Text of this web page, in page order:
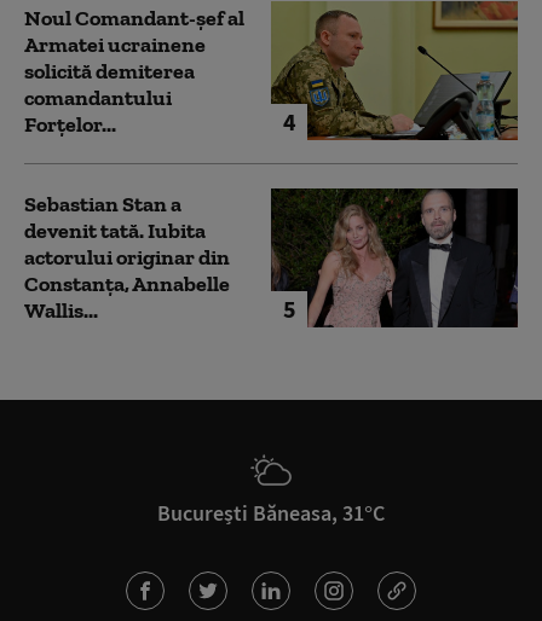
4
Noul Comandant-șef al
Armatei ucrainene
solicită demiterea
comandantului
Forțelor...
5
Sebastian Stan a
devenit tată. Iubita
actorului originar din
Constanța, Annabelle
Wallis...
București Băneasa, 31°C